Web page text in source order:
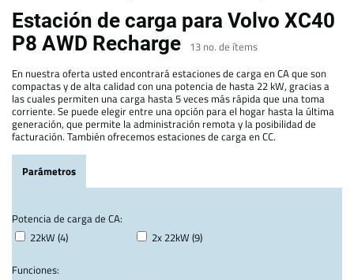
Estación de carga para Volvo XC40
P8 AWD Recharge 13 no. de ítems
En nuestra oferta usted encontrará estaciones de carga en CA que son
compactas y de alta calidad con una potencia de hasta 22 kW, gracias a
las cuales permiten una carga hasta 5 veces más rápida que una toma
corriente. Se puede elegir entre una opción para el hogar hasta la última
generación, que permite la administración remota y la posibilidad de
facturación. También ofrecemos estaciones de carga en CC.
Parámetros
Potencia de carga de CA:
22kW (4)
2x 22kW (9)
Funciones: